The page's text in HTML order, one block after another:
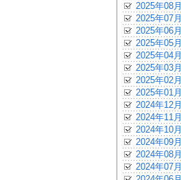
2025年08月
2025年07月
2025年06月
2025年05月
2025年04月
2025年03月
2025年02月
2025年01月
2024年12月
2024年11月
2024年10月
2024年09月
2024年08月
2024年07月